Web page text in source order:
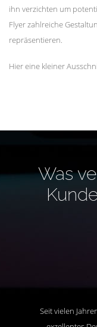
ihn verzichten um
Flyer zahlreiche
repräsentieren.
Hier eine kleiner
Was
Seit vielen